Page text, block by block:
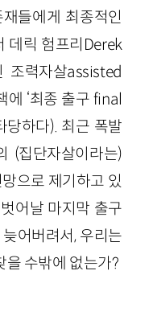
들에게 최종적인
데릭 험프리Derek
력자살assisted
‘최종 출구 final
당하다). 최근 폭발
(집단자살이라는)
으로 제기하고 있
어날 마지막 출구
어버려서, 우리는
을 수밖에 없는가?